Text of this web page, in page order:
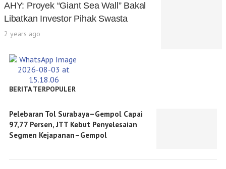
AHY: Proyek “Giant Sea Wall” Bakal
Libatkan Investor Pihak Swasta
2 years ago
BERITA TERPOPULER
Pelebaran Tol Surabaya–Gempol Capai
97,77 Persen, JTT Kebut Penyelesaian
Segmen Kejapanan–Gempol